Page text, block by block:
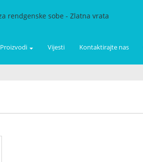
Proizvodi Vijesti Kontaktirajte nas